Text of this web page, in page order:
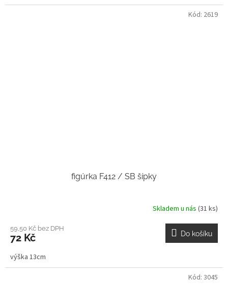
figúrka F412 / SB šípky
Skladem u nás (31 ks)
59,50 Kč bez DPH
72 Kč Do košíku
výška 13cm
Kód: 2619
Kód: 3045